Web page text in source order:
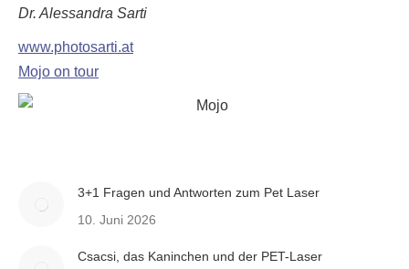
Dr. Alessandra Sarti
www.photosarti.at
Mojo on tour
3+1 Fragen und Antworten zum Pet Laser
10. Juni 2026
Csacsi, das Kaninchen und der PET-Laser